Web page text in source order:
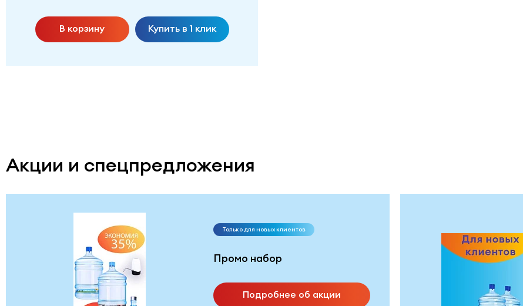
В корзину Купить в 1 клик
Акции и спецпредложения
Только для новых клиентов
Промо набор
Подробнее об акции